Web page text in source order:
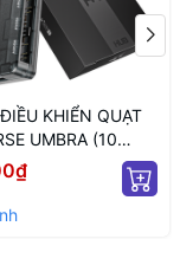
KHIỂN QUẠT
UMBRA (10
NỐI PWM VÀ 5V
SATA)